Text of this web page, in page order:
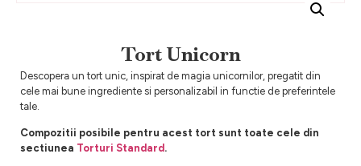
Tort Unicorn
Descopera un tort unic, inspirat de magia unicornilor, pregatit din
cele mai bune ingrediente si personalizabil in functie de preferintele
tale.
Compozitii posibile pentru acest tort sunt toate cele din
sectiunea Torturi Standard .